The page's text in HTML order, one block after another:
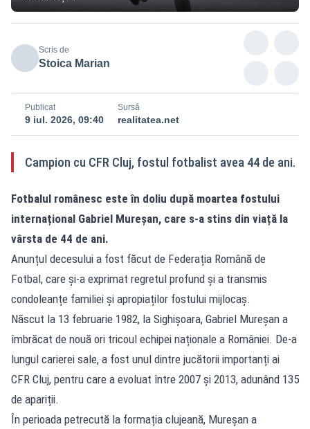
Scris de
Stoica Marian
Publicat
9 iul. 2026, 09:40
Sursă
realitatea.net
Campion cu CFR Cluj, fostul fotbalist avea 44 de ani.
Fotbalul românesc este în doliu după moartea fostului
internațional Gabriel Mureșan, care s-a stins din viață la
vârsta de 44 de ani.
Anunțul decesului a fost făcut de Federația Română de
Fotbal, care și-a exprimat regretul profund și a transmis
condoleanțe familiei și apropiaților fostului mijlocaș.
Născut la 13 februarie 1982, la Sighișoara, Gabriel Mureșan a
îmbrăcat de nouă ori tricoul echipei naționale a României. De-a
lungul carierei sale, a fost unul dintre jucătorii importanți ai
CFR Cluj, pentru care a evoluat între 2007 și 2013, adunând 135
de apariții.
În perioada petrecută la formația clujeană, Mureșan a